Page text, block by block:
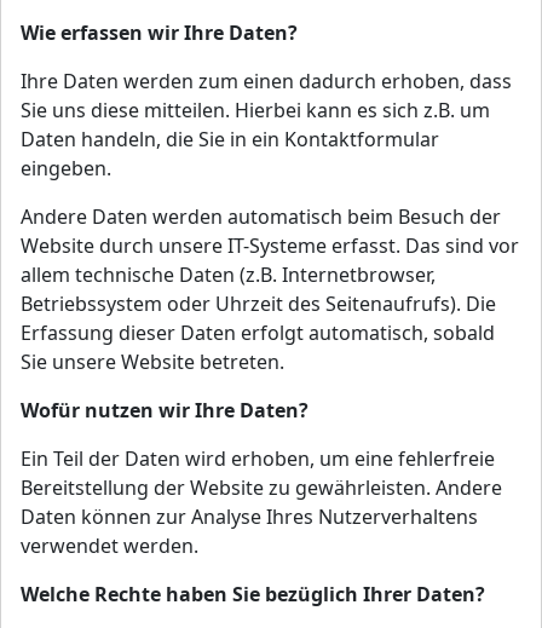
Wie erfassen wir Ihre Daten?
Ihre Daten werden zum einen dadurch erhoben, dass
Sie uns diese mitteilen. Hierbei kann es sich z.B. um
Daten handeln, die Sie in ein Kontaktformular
eingeben.
Andere Daten werden automatisch beim Besuch der
Website durch unsere IT-Systeme erfasst. Das sind vor
allem technische Daten (z.B. Internetbrowser,
Betriebssystem oder Uhrzeit des Seitenaufrufs). Die
Erfassung dieser Daten erfolgt automatisch, sobald
Sie unsere Website betreten.
Wofür nutzen wir Ihre Daten?
Ein Teil der Daten wird erhoben, um eine fehlerfreie
Bereitstellung der Website zu gewährleisten. Andere
Daten können zur Analyse Ihres Nutzerverhaltens
verwendet werden.
Welche Rechte haben Sie bezüglich Ihrer Daten?